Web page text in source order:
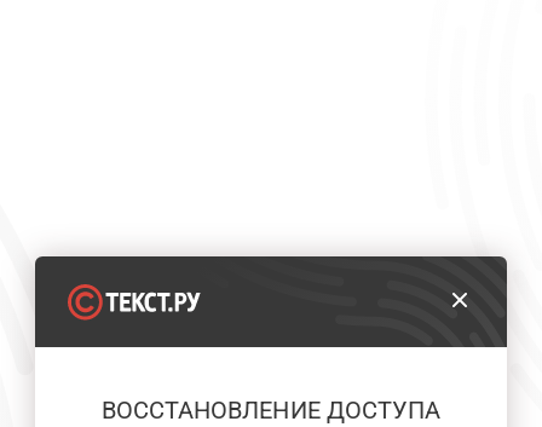
ВОССТАНОВЛЕНИЕ ДОСТУПА